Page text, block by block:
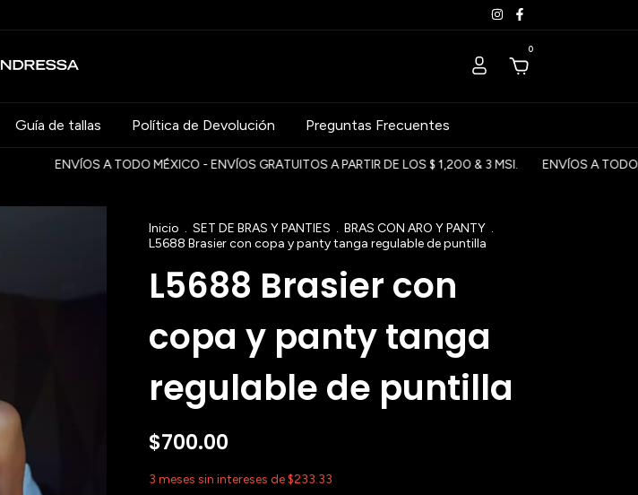
0
Guía de tallas Política de Devolución Preguntas Frecuentes
ENVÍOS A TODO MÉXICO - ENVÍOS GRATUITOS A PARTIR DE LOS $ 1,200 & 3 MSI. ENVÍOS A TODO MÉXICO -
Inicio . SET DE BRAS Y PANTIES . BRAS CON ARO Y PANTY .
L5688 Brasier con copa y panty tanga regulable de puntilla
L5688 Brasier con
copa y panty tanga
regulable de puntilla
$700.00
3 meses sin intereses de$233.33